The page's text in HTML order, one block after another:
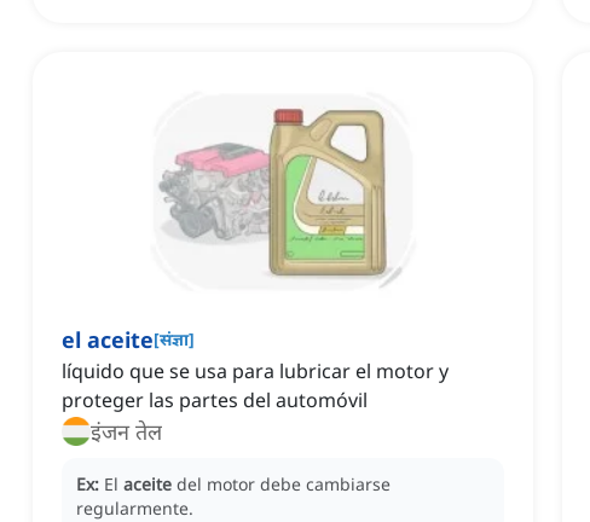
el aceite[संज्ञा]
líquido que se usa para lubricar el motor y
proteger las partes del automóvil
इंजन तेल
Ex: El aceite del motor debe cambiarse
regularmente.